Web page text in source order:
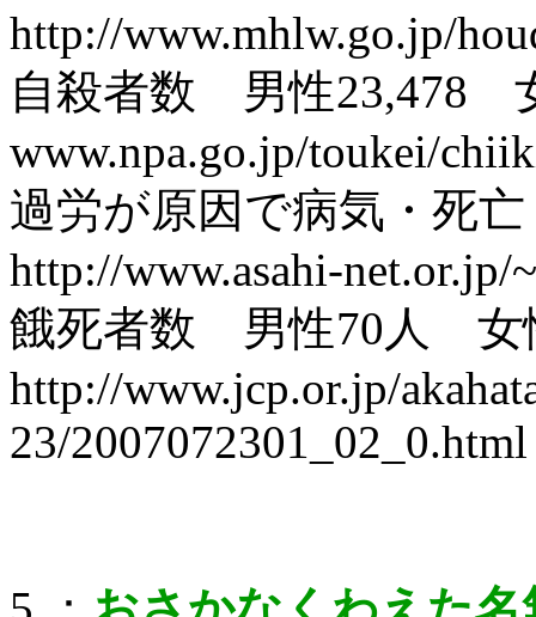
http://www.mhlw.go.jp/
自殺者数 男性23,478
www.npa.go.jp/toukei/
過労が原因で病気・死
http://www.asahi-net.or.jp/
餓死者数 男性70人 女
http://www.jcp.or.jp/
23/2007072301_02_0.html